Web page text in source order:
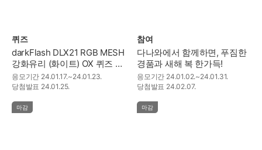
퀴즈
darkFlash DLX21 RGB MESH
강화유리 (화이트) OX 퀴즈 이
벤트!
응모기간 24.01.17.~24.01.23.
당첨발표 24.01.25.
참여
다나와에서 함께하면, 푸짐한
경품과 새해 복 한가득!
응모기간 24.01.02.~24.01.31.
당첨발표 24.02.07.
마감 마감